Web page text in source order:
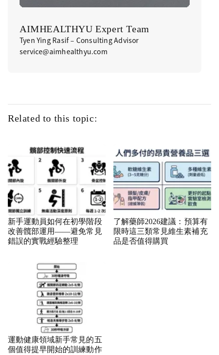
AIMHEALTHYU Expert Team
Tyen Ying Rasif – Consulting Advisor
service@aimhealthyu.com
Related to this topic:
新手運動員如何在初學階段
改善髖部運用——避免常見
錯誤的實戰經驗整理
了解藥師2026建議：預算有
限時這三類常見維生素補充
品是否值得購買
運動健康領域新手常見的五
個值得提早開始的訓練動作